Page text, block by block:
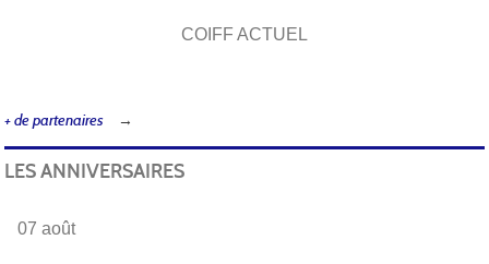
COIFF ACTUEL
+ de partenaires
LES ANNIVERSAIRES
07 août